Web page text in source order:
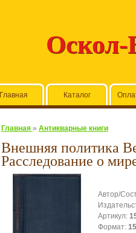
Оскол-
Главная Каталог
Главная » Антикварные книги
Внешняя политика
Расследование о
Автор/
Артикул:
Формат: